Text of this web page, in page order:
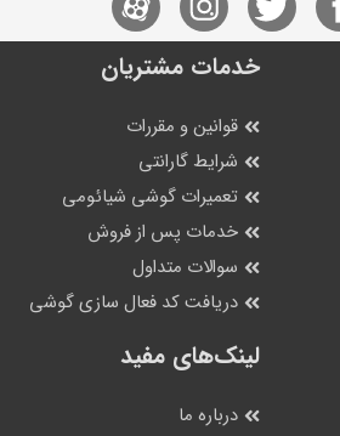
خدمات مشتریان
قوانین و مقررات
شرایط گارانتی
تعمیرات گوشی شیائومی
خدمات پس از فروش
سوالات متداول
دریافت کد فعال سازی گوشی
لینک‌های مفید
درباره ما